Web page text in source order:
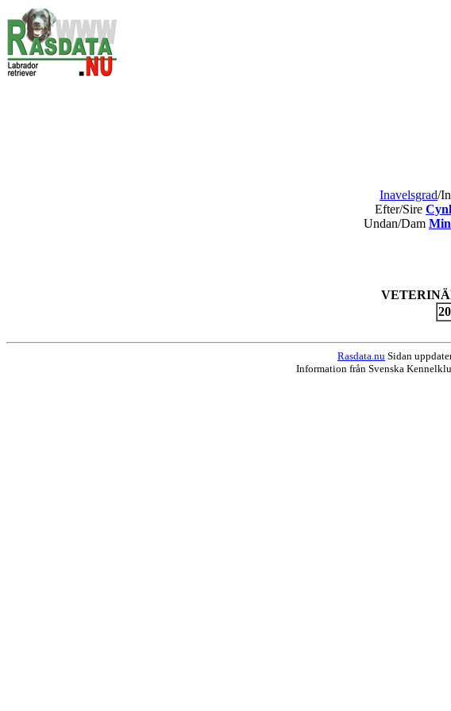
Inavelsgrad/
Efter/Sire
Undan/Dam
Rasdata.nu Sidan
Information från Svenska